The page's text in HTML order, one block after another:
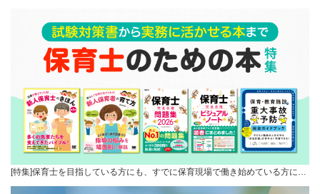
[特集]保育士を目指している方にも、すでに保育現場で働き始めている方に…